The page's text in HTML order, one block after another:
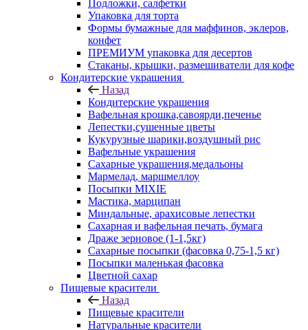
Подложки, салфетки
Упаковка для торта
Формы бумажные для маффинов, эклеров,
конфет
ПРЕМИУМ упаковка для десертов
Стаканы, крышки, размешиватели для кофе
Кондитерские украшения
Назад
Кондитерские украшения
Вафельная крошка,савоярди,печенье
Лепестки,сушенные цветы
Кукурузные шарики,воздушный рис
Вафельные украшения
Сахарные украшения,медальоны
Мармелад, маршмеллоу
Посыпки MIXIE
Мастика, марципан
Миндальные, арахисовые лепестки
Сахарная и вафельная печать, бумага
Драже зерновое (1-1,5кг)
Сахарные посыпки (фасовка 0,75-1,5 кг)
Посыпки маленькая фасовка
Цветной сахар
Пищевые красители
Назад
Пищевые красители
Натуральные красители